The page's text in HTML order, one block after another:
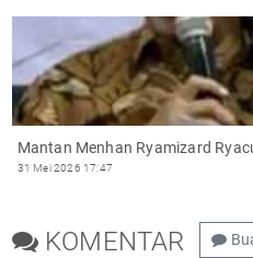
Mantan Menhan Ryamizard
31 Mei 2026 17:47
KOMENTAR